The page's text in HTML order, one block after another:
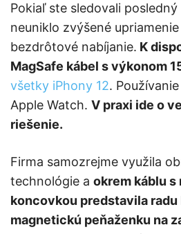
Pokiaľ ste sledovali
neuniklo zvýšené
bezdrôtové nabíjanie. K
MagSafe kábel s výkonom
všetky iPhony 12.
Apple Watch. V praxi ide o
riešenie.
Firma samozrejme využila
technológie a okrem káblu
koncovkou predstavila
magnetickú peňaženku na